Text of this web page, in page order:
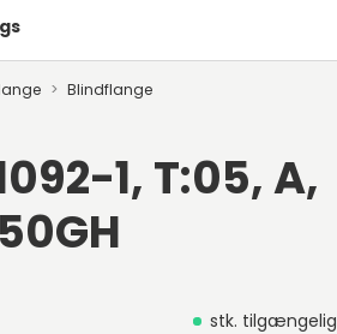
Blindflange
1, T:05, A,
stk. tilgængelig